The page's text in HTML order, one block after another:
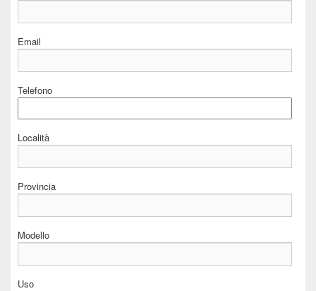
Email
Telefono
Località
Provincia
Modello
Uso